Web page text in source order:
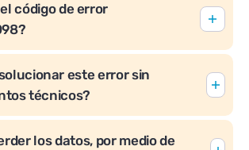
el código de error
este error sin
técnicos?
los datos, por medio de